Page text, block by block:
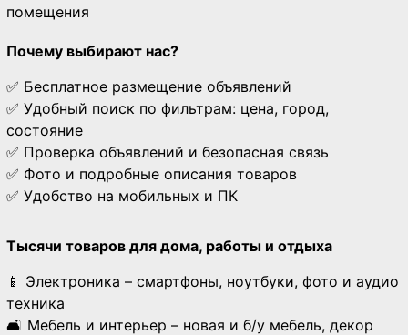
помещения
Почему выбирают нас?
✅ Бесплатное размещение объявлений
✅ Удобный поиск по фильтрам: цена, город,
состояние
✅ Проверка объявлений и безопасная связь
✅ Фото и подробные описания товаров
✅ Удобство на мобильных и ПК
Тысячи товаров для дома, работы и отдыха
📱 Электроника – смартфоны, ноутбуки, фото и аудио
техника
🛋 Мебель и интерьер – новая и б/у мебель, декор